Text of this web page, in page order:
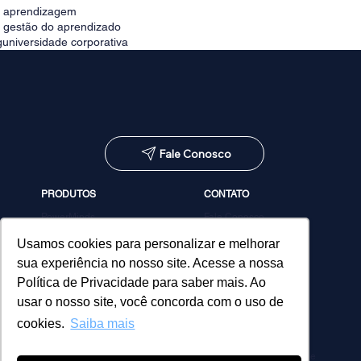
Usamos cookies para personalizar e melhorar
sua experiência no nosso site. Acesse a nossa
Política de Privacidade para saber mais. Ao
usar o nosso site, você concorda com o uso de
cookies. Saiba mais
do aprendizado
universidade corporativa
Fale Conosco
PRODUTOS
PowerMinds
Estúdio de Conteúdos
MicroPower Classes
Consultoria
CONTATO
Fale Conosco
Política de Privacidade